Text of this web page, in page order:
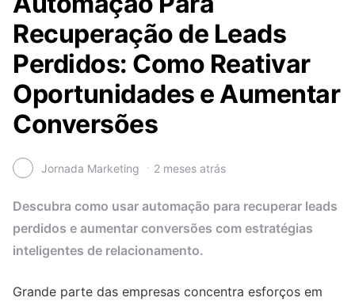
Recuperação de Leads
Perdidos: Como Reativar
Oportunidades e Aumentar
Conversões
Jornada Marketing 2 meses atrás
Descubra como usar automação para recuperar leads
perdidos e aumentar conversões com estratégias
inteligentes de relacionamento.
Grande parte das empresas concentra esforços em